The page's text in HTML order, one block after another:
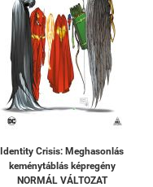
Identity Crisis: Meghasonlás
keménytáblás képregény
NORMÁL VÁLTOZAT